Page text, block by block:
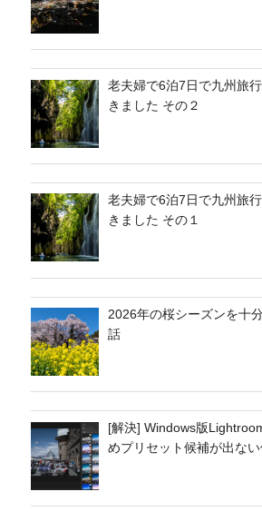
老夫婦で6泊7日で九州旅
きました その２
老夫婦で6泊7日で九州旅
きました その１
2026年の桜シーズンを十
話
[解決] Windows版
めプリセット候補が出な